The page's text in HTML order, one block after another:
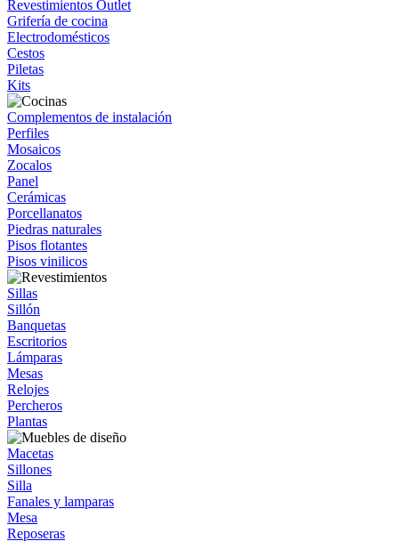
Revestimientos Outlet
Grifería de cocina
Electrodomésticos
Cestos
Piletas
Kits
Complementos de instalación
Perfiles
Mosaicos
Zocalos
Panel
Cerámicas
Porcellanatos
Piedras naturales
Pisos flotantes
Pisos vinilicos
Sillas
Sillón
Banquetas
Escritorios
Lámparas
Mesas
Relojes
Percheros
Plantas
Macetas
Sillones
Silla
Fanales y lamparas
Mesa
Reposeras